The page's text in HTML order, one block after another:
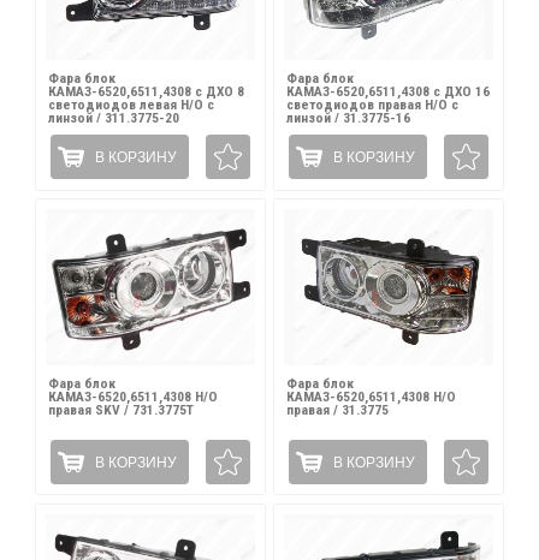
Фара блок
КАМАЗ-6520,6511,4308 с ДХО 8
светодиодов левая Н/О с
линзой / 311.3775-20
В КОРЗИНУ
Фара блок
КАМАЗ-6520,6511,4308 с ДХО 16
светодиодов правая Н/О с
линзой / 31.3775-16
В КОРЗИНУ
Фара блок
КАМАЗ-6520,6511,4308 Н/О
правая SKV / 731.3775Т
В КОРЗИНУ
Фара блок
КАМАЗ-6520,6511,4308 Н/О
правая / 31.3775
В КОРЗИНУ